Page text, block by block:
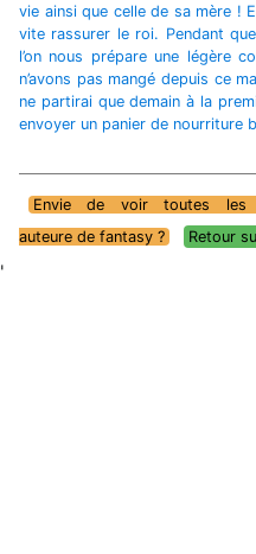
vie ainsi que celle de sa mère !
vite rassurer le roi. Pendant
l’on nous prépare une légère
n’avons pas mangé depuis ce
ne partirai que demain à la
envoyer un panier de nourriture
Envie de voir toutes les
auteure de fantasy ?
Retour
'